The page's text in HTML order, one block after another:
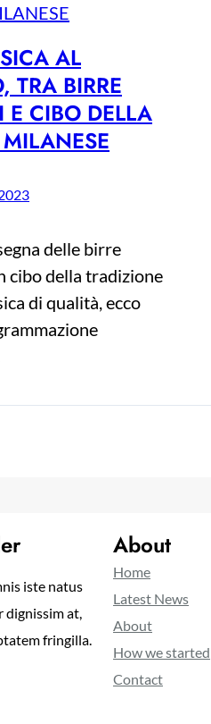
AL
TRA BIRRE
CIBO DELLA
delle birre
cibo della tradizione
di qualità, ecco
iste natus
at,
fringilla.
About
Home
Latest News
About
How we started
Contact